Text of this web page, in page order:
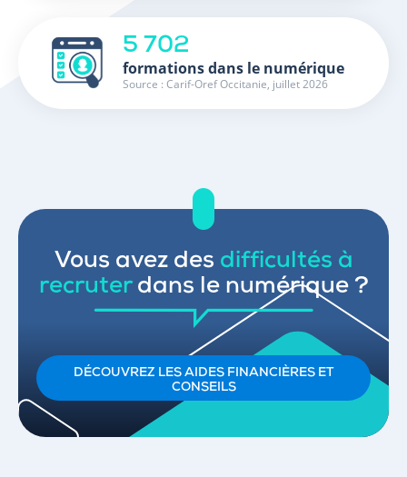
5 702
formations dans le numérique
Source : Carif-Oref Occitanie, juillet 2026
Vous avez des difficultés à
recruterdans le numérique ?
DÉCOUVREZ LES AIDES FINANCIÈRES ET
CONSEILS